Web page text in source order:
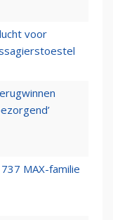
voor
MAX-familie